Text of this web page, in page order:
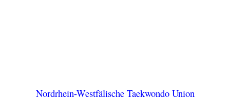
Nordrhein-Westfälische Taekwondo Union